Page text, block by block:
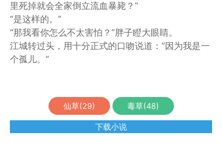
里死掉就会全家倒立流血暴毙？”
“是这样的。”
“那我看你怎么不太害怕？”胖子瞪大眼睛。
江城转过头，用十分正式的口吻说道：“因为我是一
个孤儿。”
仙草(29) 毒草(48)
下载小说